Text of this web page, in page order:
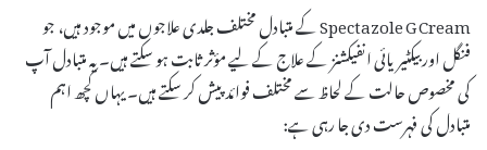
Spectazole G Cream کے متبادل مختلف جلدی علاجوں میں موجود ہیں، جو
فنگل اور بیکٹیریائی انفیکشنز کے علاج کے لیے مؤثر ثابت ہو سکتے ہیں۔ یہ متبادل آپ
کی مخصوص حالت کے لحاظ سے مختلف فوائد پیش کر سکتے ہیں۔ یہاں کچھ اہم
متبادل کی فہرست دی جا رہی ہے: